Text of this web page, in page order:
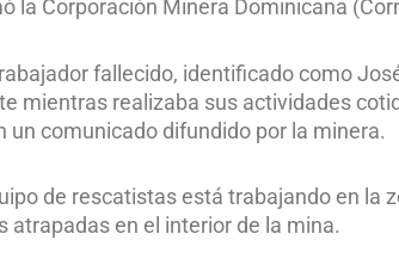
la Corporación Minera Dominicana
fallecido, identificado como
mientras realizaba sus actividades
un comunicado difundido por la minera.
de rescatistas está trabajando en la
atrapadas en el interior de la mina.